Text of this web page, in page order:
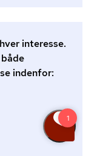
interesse.
indenfor: